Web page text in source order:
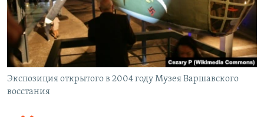
Экспозиция открытого в 2004 году Музея Варшавского
восстания